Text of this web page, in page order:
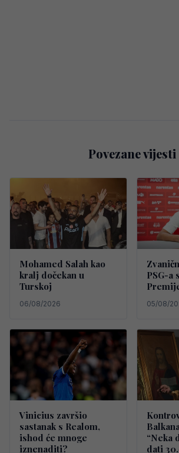
Povezane vijesti
Mohamed Salah kao
kralj dočekan u
Turskoj
06/08/2026
PSG-a
05/08/
Vinicius završio
sastanak s Realom,
ishod će mnoge
iznenaditi?
“Neka
dati